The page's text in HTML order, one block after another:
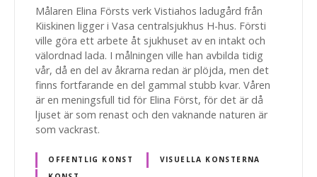
Målaren Elina Försts verk Vistiahos ladugård från
Kiiskinen ligger i Vasa centralsjukhus H-hus. Försti
ville göra ett arbete åt sjukhuset av en intakt och
välordnad lada. I målningen ville han avbilda tidig
vår, då en del av åkrarna redan är plöjda, men det
finns fortfarande en del gammal stubb kvar. Våren
är en meningsfull tid för Elina Först, för det är då
ljuset är som renast och den vaknande naturen är
som vackrast.
OFFENTLIG KONST
VISUELLA KONSTERNA